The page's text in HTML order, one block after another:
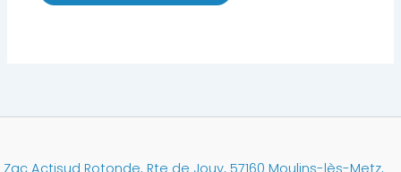
Zac Actisud Rotonde, Rte de Jouy, 57160 Moulins-lès-Metz,